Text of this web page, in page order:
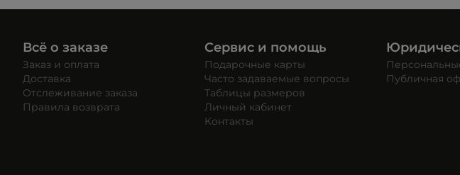
Всё о заказе
Заказ и оплата
Доставка
Отслеживание заказа
Правила возврата
Сервис и помощь
Подарочные карты
Часто задаваемые вопросы
Таблицы размеров
Личный кабинет
Контакты
Публичная